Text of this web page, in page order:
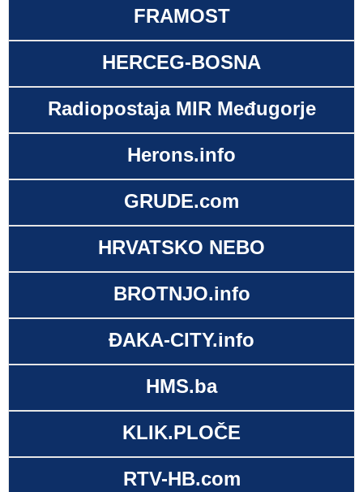
FRAMOST
HERCEG-BOSNA
Radiopostaja MIR Međugorje
Herons.info
GRUDE.com
HRVATSKO NEBO
BROTNJO.info
ĐAKA-CITY.info
HMS.ba
KLIK.PLOČE
RTV-HB.com